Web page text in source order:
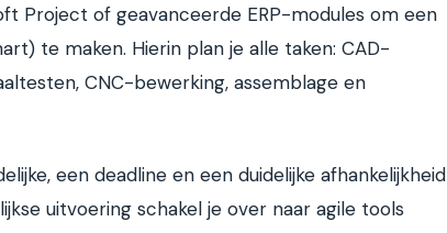
Project of geavanceerde ERP-modules om een
te maken. Hierin plan je alle taken: CAD-
CNC-bewerking, assemblage en
een deadline en een duidelijke afhankelijkheid
uitvoering schakel je over naar agile tools